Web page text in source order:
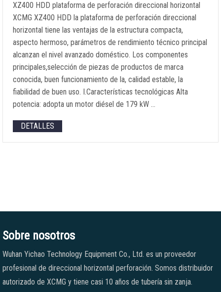
XZ400 HDD plataforma de perforación direccional horizontal
XCMG XZ400 HDD la plataforma de perforación direccional
horizontal tiene las ventajas de la estructura compacta,
aspecto hermoso, parámetros de rendimiento técnico principal
alcanzan el nivel avanzado doméstico. Los componentes
principales,selección de piezas de productos de marca
conocida, buen funcionamiento de la, calidad estable, la
fiabilidad de buen uso. I.Características tecnológicas Alta
potencia: adopta un motor diésel de 179 kW …
DETALLES
Sobre nosotros
Wuhan Yichao Technology Equipment Co., Ltd. es un proveedor
profesional de direccional horizontal perforación. Somos distribuidor
autorizado de XCMG y tiene casi 10 años de tubería sin zanja.